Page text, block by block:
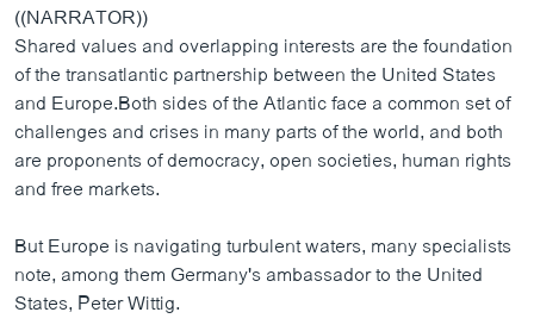
((NARRATOR))
Shared values and overlapping interests are the foundation
of the transatlantic partnership between the United States
and Europe.Both sides of the Atlantic face a common set of
challenges and crises in many parts of the world, and both
are proponents of democracy, open societies, human rights
and free markets.
But Europe is navigating turbulent waters, many specialists
note, among them Germany's ambassador to the United
States, Peter Wittig.